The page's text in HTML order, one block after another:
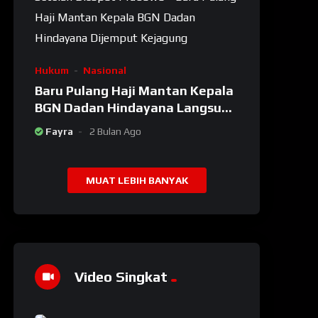
Hukum Nasional
Baru Pulang Haji Mantan Kepala
BGN Dadan Hindayana Langsung
Dijemput Kejagung Setelah
Dicopot Prabowo
Fayra 2 Bulan Ago
MUAT LEBIH BANYAK
Video Singkat